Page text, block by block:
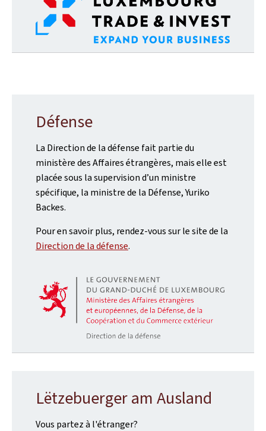
Défense
La Direction de la défense fait partie du
ministère des Affaires étrangères, mais elle est
placée sous la supervision d’un ministre
spécifique, la ministre de la Défense, Yuriko
Backes.
Pour en savoir plus, rendez-vous sur le site de la
Direction de la défense.
Lëtzebuerger am Ausland
Vous partez à l'étranger?